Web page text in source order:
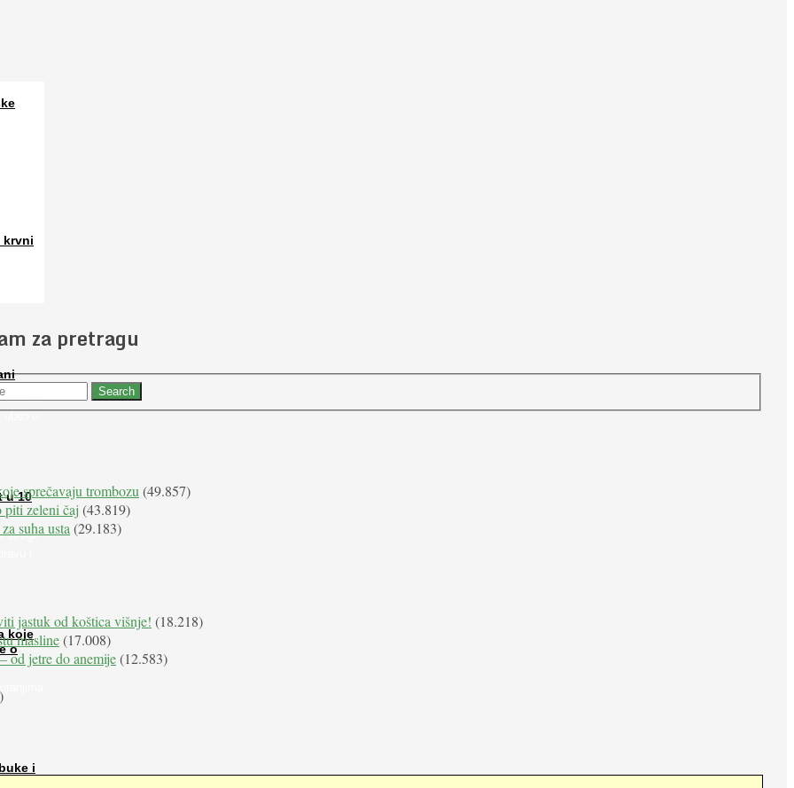
krvni
u 10
stroge
i
koje
o
i
za pretragu
sprečavaju trombozu (49.857)
piti zeleni čaj (43.819)
suha usta (29.183)
jastuk od koštica višnje! (18.218)
masline(17.008)
od jetre do anemije(12.583)